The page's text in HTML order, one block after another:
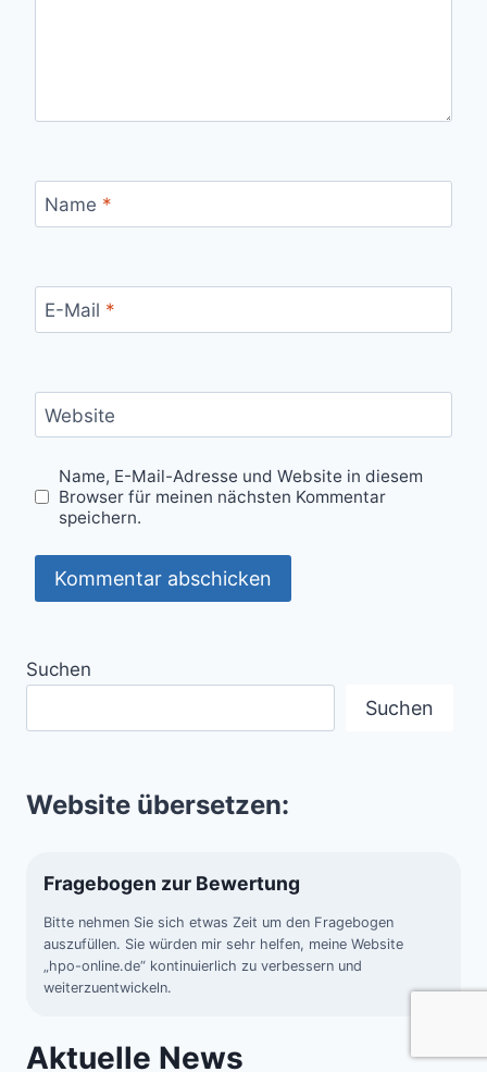
Name *
E-Mail *
Website
Name, E-Mail-Adresse und Website in diesem
Browser für meinen nächsten Kommentar
speichern.
Suchen
Suchen
Website übersetzen:
Fragebogen zur Bewertung
Bitte nehmen Sie sich etwas Zeit um den Fragebogen
auszufüllen. Sie würden mir sehr helfen, meine Website
„hpo-online.de“ kontinuierlich zu verbessern und
weiterzuentwickeln.
Aktuelle News